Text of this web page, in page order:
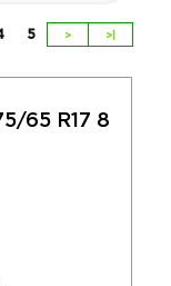
5 > >|
65 R17 8